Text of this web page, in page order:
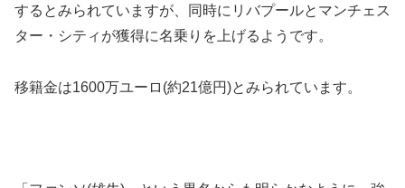
するとみられていますが、同時にリバプールとマンチェス
ター・シティが獲得に名乗りを上げるようです。
移籍金は1600万ユーロ(約21億円)とみられています。